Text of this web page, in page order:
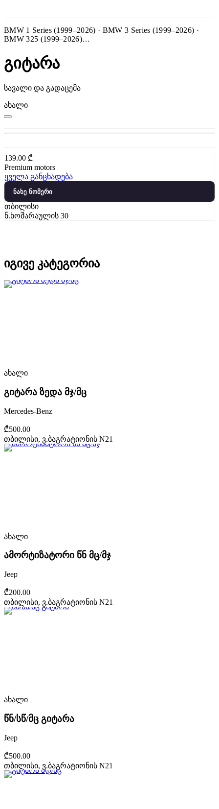
BMW 1 Series (1999–2026) · BMW 3 Series (1999–2026) ·
BMW 325 (1999–2026)…
გიტარა
სავალი და გადაცემა
ახალი
139.00 ₾
Premium motors
ყველა განცხადება
ნახე ნომერი
თბილისი
ნ.ხოშარაულის 30
იგივე კატეგორია
ახალი
გიტარა ზედა მჯ/მც
Mercedes-Benz
₾500.00
თბილისი, ვ.ბაგრატიონის N21
ახალი
ამორტიზატორი წნ მც/მჯ
Jeep
₾200.00
თბილისი, ვ.ბაგრატიონის N21
ახალი
წნ/სწ/მც გიტარა
Jeep
₾500.00
თბილისი, ვ.ბაგრატიონის N21